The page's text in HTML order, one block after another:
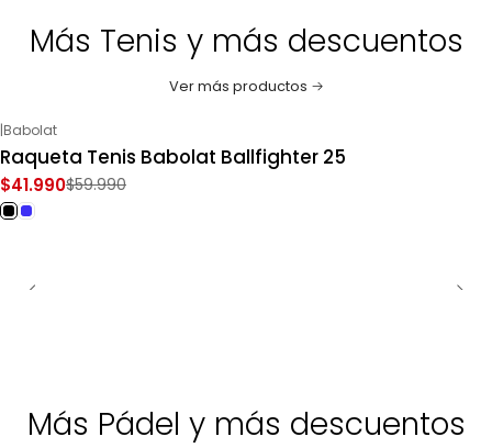
Más Tenis y más descuentos
Ver más productos
-30%OFF
|Babolat
Raqueta Tenis Babolat Ballfighter 25
$41.990$59.990
Más Pádel y más descuentos